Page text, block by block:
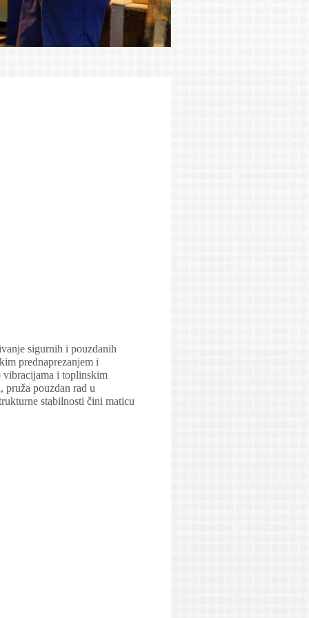
sigurnih i pouzdanih
prednaprezanjem i
vibracijama i toplinskim
pruža pouzdan rad u
stabilnosti čini maticu